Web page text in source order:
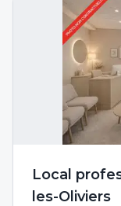
Local
les-Oliviers